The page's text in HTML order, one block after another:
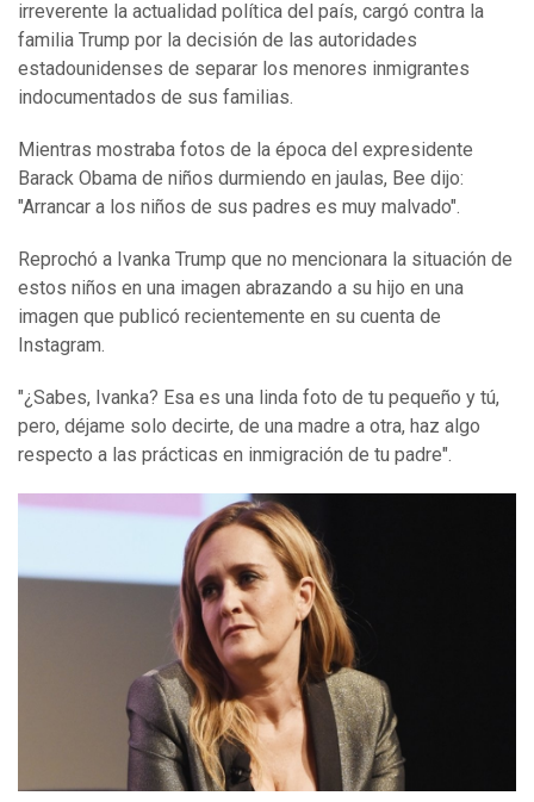
irreverente la actualidad política del país, cargó contra la
familia Trump por la decisión de las autoridades
estadounidenses de separar los menores inmigrantes
indocumentados de sus familias.
Mientras mostraba fotos de la época del expresidente
Barack Obama de niños durmiendo en jaulas, Bee dijo:
"Arrancar a los niños de sus padres es muy malvado".
Reprochó a Ivanka Trump que no mencionara la situación de
estos niños en una imagen abrazando a su hijo en una
imagen que publicó recientemente en su cuenta de
Instagram.
"¿Sabes, Ivanka? Esa es una linda foto de tu pequeño y tú,
pero, déjame solo decirte, de una madre a otra, haz algo
respecto a las prácticas en inmigración de tu padre".